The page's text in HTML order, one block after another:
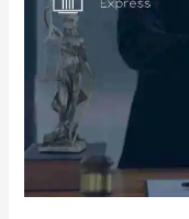
previo
Proceso
Divorcio:
Beneficios